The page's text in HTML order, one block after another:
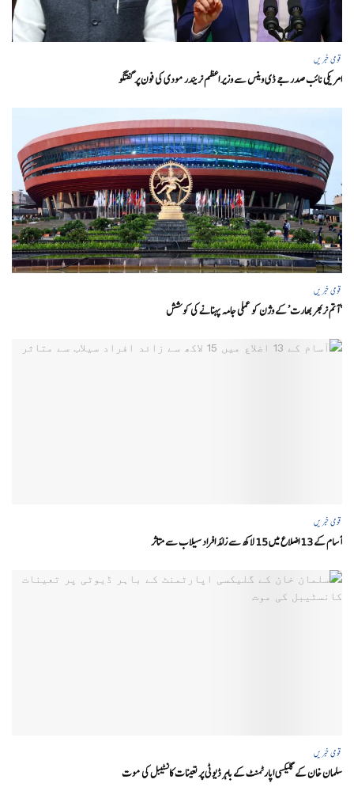
قومی خبریں
امریکی نائب صدر جے ڈی وینس سے وزیر اعظم نریندر مودی کی فون پر گفتگو
قومی خبریں
‘ آتم نربھر بھارت’ کے وژن کو عملی جامہ پہنانے کی کوشش
قومی خبریں
آسام کے 13 اضلاع میں 15 لاکھ سے زائد افراد سیلاب سے متاثر
قومی خبریں
سلمان خان کے گلیکسی اپارٹمنٹ کے باہر ڈیوٹی پر تعینات کانسٹیبل کی موت